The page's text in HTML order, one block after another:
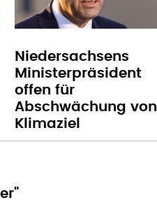
Niedersachsens
Ministerpräsident
offen für
Abschwächung von
Klimaziel